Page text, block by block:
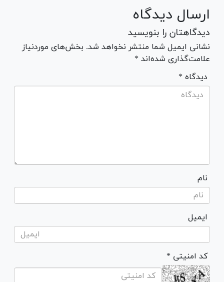
ارسال دیدگاه
دیدگاهتان را بنویسید
نشانی ایمیل شما منتشر نخواهد شد. بخش‌های موردنیاز
علامت‌گذاری شده‌اند *
* دیدگاه
نام
ایمیل
* کد امنیتی